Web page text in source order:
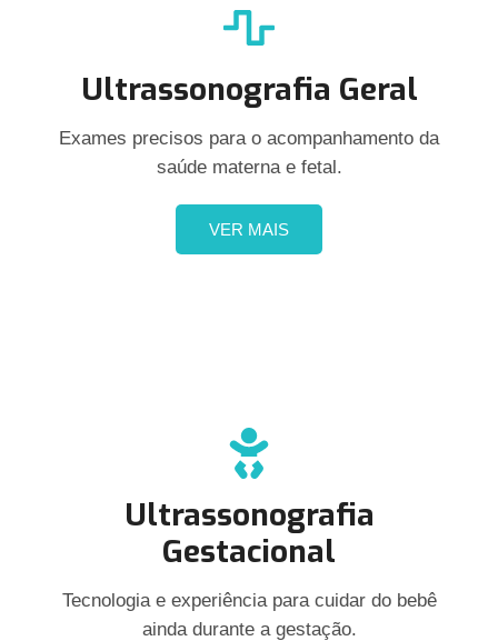
Ultrassonografia Geral
Exames precisos para o acompanhamento da
saúde materna e fetal.
VER MAIS
Ultrassonografia
Gestacional
Tecnologia e experiência para cuidar do bebê
ainda durante a gestação.